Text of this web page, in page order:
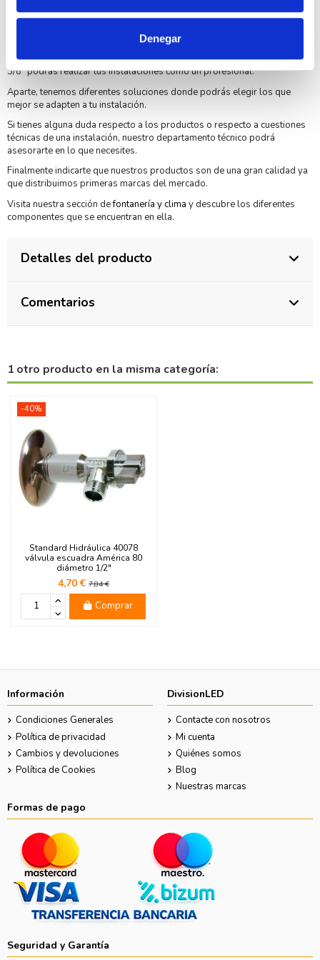
Denegar
Por otro lado, tenemos todo tipo de cableado, accesorios y pequeño
material para realizar tus instalaciones de una manera profesional. Con
la Standard Hidráulica 40077 válvula escuadra America 80 diámetro
3/8" podrás realizar tus instalaciones como un profesional.
Aparte, tenemos diferentes soluciones donde podrás elegir los que
mejor se adapten a tu instalación.
Si tienes alguna duda respecto a los productos o respecto a cuestiones
técnicas de una instalación, nuestro departamento técnico podrá
asesorarte en lo que necesites.
Finalmente indicarte que nuestros productos son de una gran calidad ya
que distribuimos primeras marcas del mercado.
Visita nuestra sección defontanería y clima y descubre los diferentes
componentes que se encuentran en ella.
Detalles del producto
Comentarios
1 otro producto en la misma categoría:
-40%
Standard Hidráulica 40078
válvula escuadra América 80
diámetro 1/2"
4,70 € 7,84 €
Comprar
Información
Condiciones Generales
Política de privacidad
Cambios y devoluciones
Política de Cookies
DivisionLED
Contacte con nosotros
Mi cuenta
Quiénes somos
Blog
Nuestras marcas
Formas de pago
Seguridad y Garantía